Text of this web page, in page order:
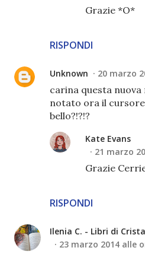
RISPONDI
Grazie *O*
Unknown 20 marzo
carina questa nuova
notato ora il
bello?!?!?
RISPONDI
Kate Evans
21 marzo
Grazie
Ilenia C. - Libri di
23 marzo 2014 alle